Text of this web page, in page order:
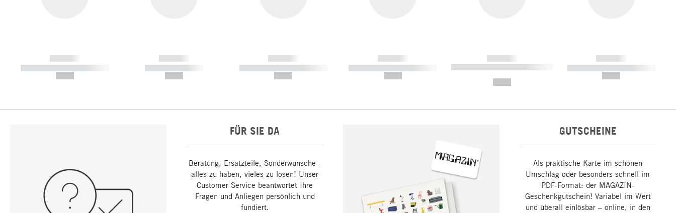
------------
----------- ----------- -----------
------------
----------- -----------
------------
----------- ----------- -----------
------------
----------- ----------- -----------
------------
----------- ----------- ----------- ----
------------
----------- ----------- -----------
FÜR SIE DA
Beratung, Ersatzteile, Sonderwünsche -
alles zu haben, vieles zu lösen! Unser
Customer Service beantwortet Ihre
Fragen und Anliegen persönlich und
fundiert.
GUTSCHEINE
Als praktische Karte im schönen
Umschlag oder besonders schnell im
PDF-Format: der MAGAZIN-
Geschenkgutschein! Variabel im Wert
und überall einlösbar – online, in den